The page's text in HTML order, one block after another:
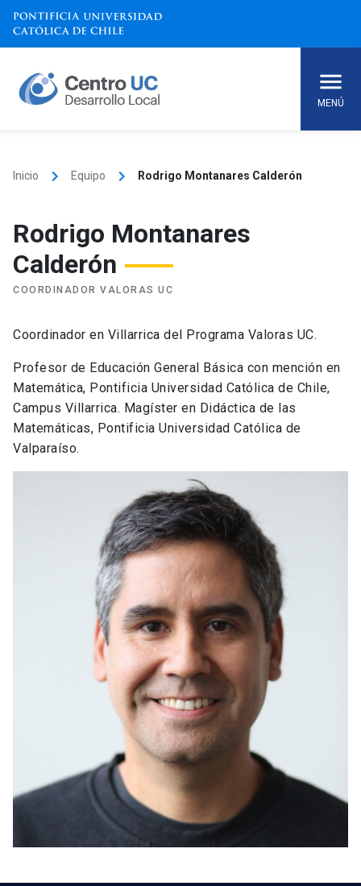
Skip
content
MENÚ
Inicio keyboard_arrow_right Equipo keyboard_arrow_right Rodrigo Montanares Calderón
Rodrigo Montanares
Calderón
COORDINADOR VALORAS UC
Coordinador en Villarrica del Programa Valoras UC.
Profesor de Educación General Básica con mención en
Matemática, Pontificia Universidad Católica de Chile,
Campus Villarrica. Magíster en Didáctica de las
Matemáticas, Pontificia Universidad Católica de
Valparaíso.